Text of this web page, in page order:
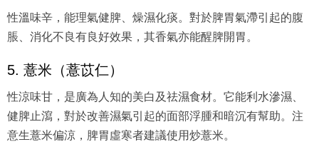
性溫味辛，能理氣健脾、燥濕化痰。對於脾胃氣滯引起的腹
脹、消化不良有良好效果，其香氣亦能醒脾開胃。
5. 薏米（薏苡仁）
性涼味甘，是廣為人知的美白及祛濕食材。它能利水滲濕、
健脾止瀉，對於改善濕氣引起的面部浮腫和暗沉有幫助。注
意生薏米偏涼，脾胃虛寒者建議使用炒薏米。